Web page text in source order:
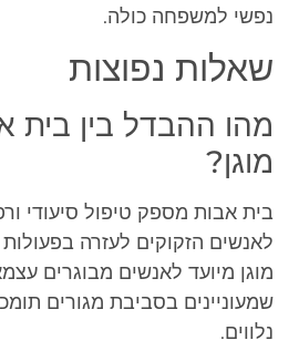
נפשי למשפחה כולה.
שאלות נפוצות
מהו ההבדל בין בית
מוגן?
בית אבות מספק טיפול סיעודי
לאנשים הזקוקים לעזרה בפעולות
מוגן מיועד לאנשים מבוגרים
שמעוניינים בסביבת מגורים
נלווים.